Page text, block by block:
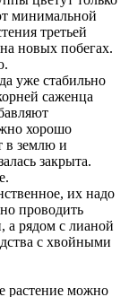
минимальной
третьей
новых побегах.
уже стабильно
саженца
хорошо
в землю и
закрыта.
их надо
проводить
а рядом с лианой
с хвойными
растение можно